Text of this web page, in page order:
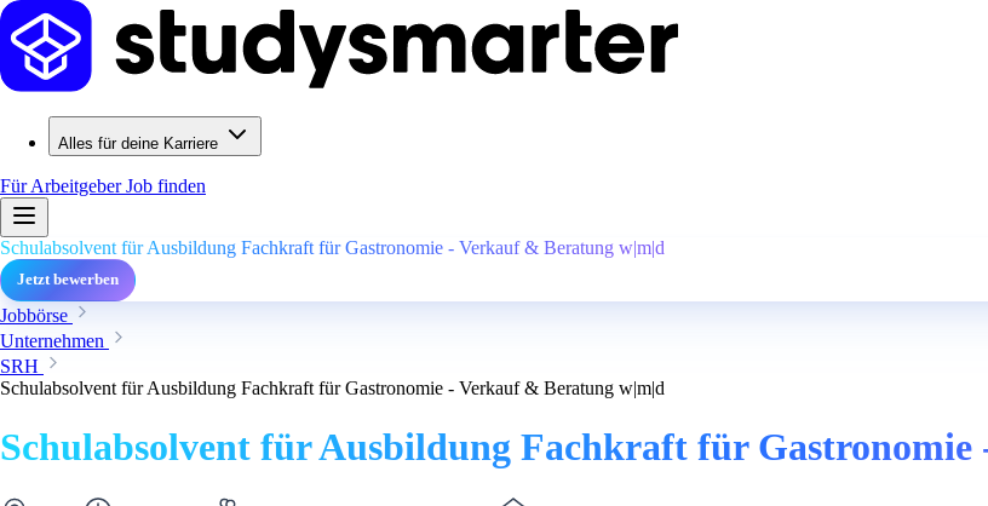
Alles für deine Karriere
Für ArbeitgeberJob finden
Schulabsolvent für Ausbildung Fachkraft für Gastronomie - Verkauf & Beratung w|m|d
Jetzt bewerben
Jobbörse
Unternehmen
SRH
Schulabsolvent für Ausbildung Fachkraft für Gastronomie - Verkauf & Beratung w|m|d
Schulabsolvent für Ausbildung Fachkraft für